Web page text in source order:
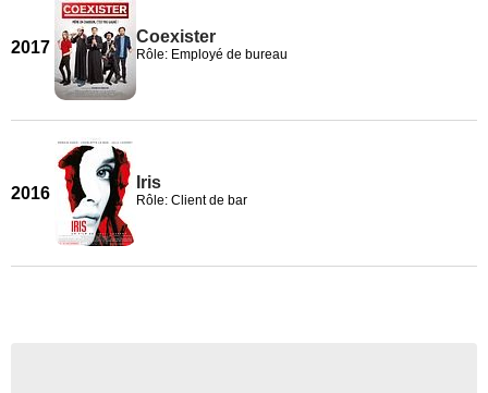
2017
Coexister
Rôle: Employé de bureau
2016
Iris
Rôle: Client de bar